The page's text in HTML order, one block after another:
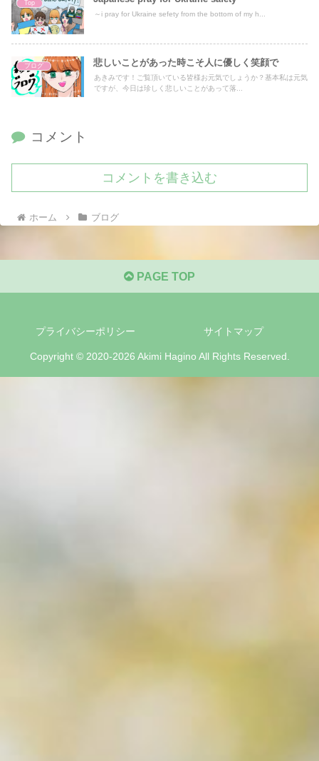
Top
～i pray for Ukraine sefety from the bottom of my h...
ブログ 悲しいことがあった時こそ人に優しく笑顔で
あきみです！ご覧頂いている皆様お元気でしょうか？基本私は元気
ですが、今日は珍しく悲しいことがあって落...
コメント
コメントを書き込む
ホーム ブログ
PAGE TOP
プライバシーポリシー サイトマップ
Copyright © 2020-2026 Akimi Hagino All Rights Reserved.